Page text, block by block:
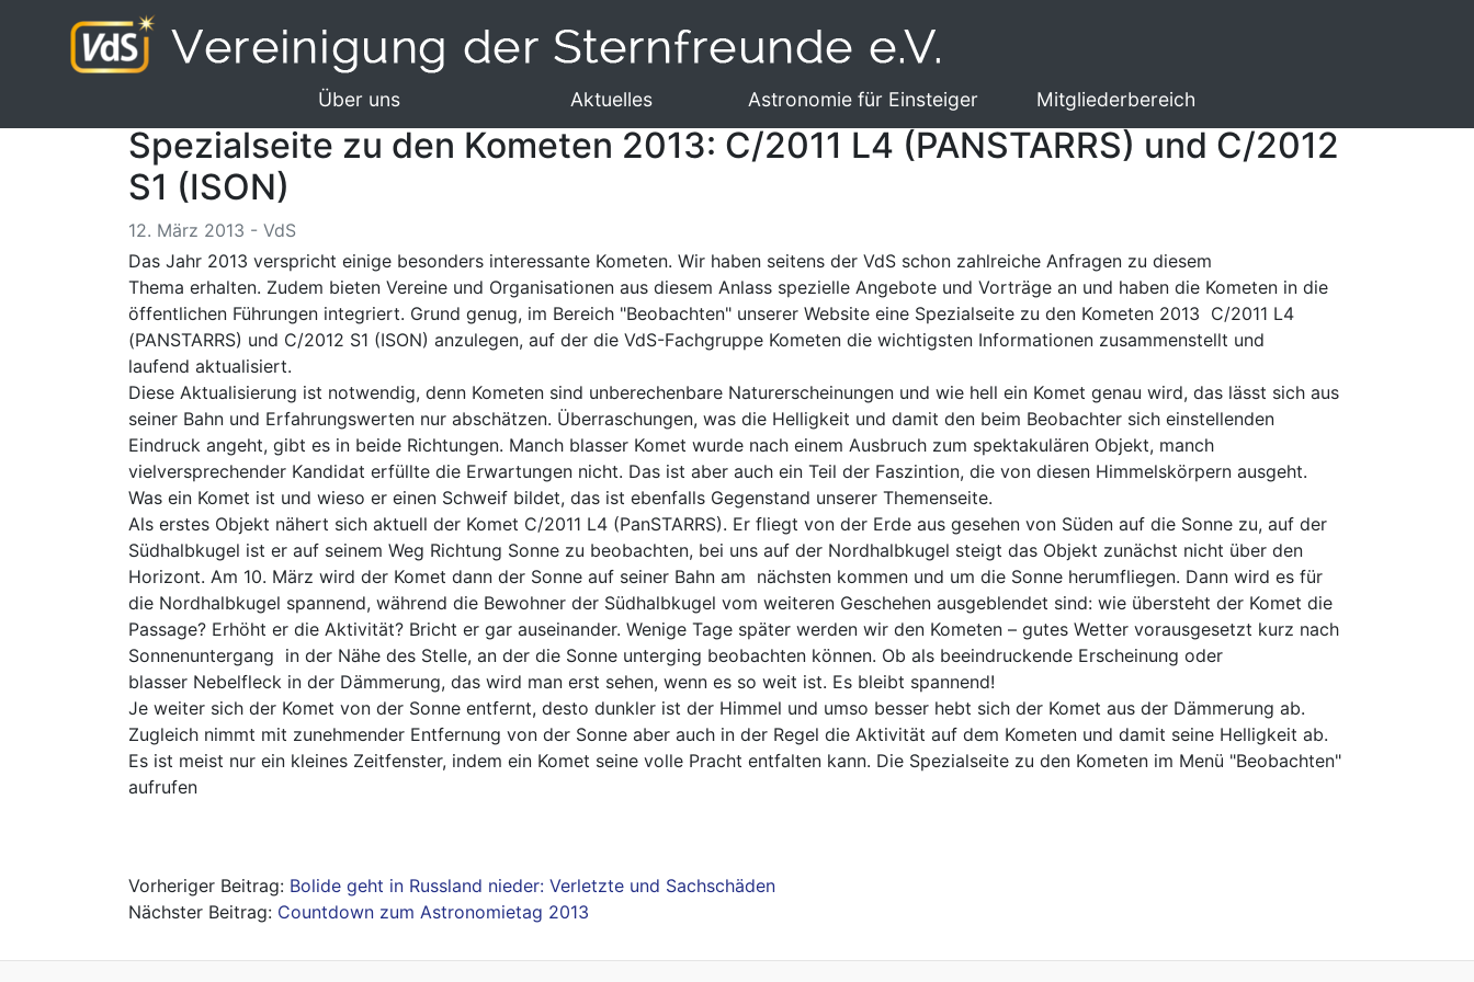
Über uns Aktuelles Astronomie für Einsteiger Mitgliederbereich
Spezialseite zu den Kometen 2013: C/2011 L4 (PANSTARRS) und C/2012
S1 (ISON)
12. März 2013 - VdS
Das Jahr 2013 verspricht einige besonders interessante Kometen. Wir haben seitens der VdS schon zahlreiche Anfragen zu diesem
Thema erhalten. Zudem bieten Vereine und Organisationen aus diesem Anlass spezielle Angebote und Vorträge an und haben die Kometen in die
öffentlichen Führungen integriert. Grund genug, im Bereich "Beobachten" unserer Website eine Spezialseite zu den Kometen 2013 C/2011 L4
(PANSTARRS) und C/2012 S1 (ISON) anzulegen, auf der die VdS-Fachgruppe Kometen die wichtigsten Informationen zusammenstellt und
laufend aktualisiert.
Diese Aktualisierung ist notwendig, denn Kometen sind unberechenbare Naturerscheinungen und wie hell ein Komet genau wird, das lässt sich aus
seiner Bahn und Erfahrungswerten nur abschätzen. Überraschungen, was die Helligkeit und damit den beim Beobachter sich einstellenden
Eindruck angeht, gibt es in beide Richtungen. Manch blasser Komet wurde nach einem Ausbruch zum spektakulären Objekt, manch
vielversprechender Kandidat erfüllte die Erwartungen nicht. Das ist aber auch ein Teil der Faszintion, die von diesen Himmelskörpern ausgeht.
Was ein Komet ist und wieso er einen Schweif bildet, das ist ebenfalls Gegenstand unserer Themenseite.
Als erstes Objekt nähert sich aktuell der Komet C/2011 L4 (PanSTARRS). Er fliegt von der Erde aus gesehen von Süden auf die Sonne zu, auf der
Südhalbkugel ist er auf seinem Weg Richtung Sonne zu beobachten, bei uns auf der Nordhalbkugel steigt das Objekt zunächst nicht über den
Horizont. Am 10. März wird der Komet dann der Sonne auf seiner Bahn am nächsten kommen und um die Sonne herumfliegen. Dann wird es für
die Nordhalbkugel spannend, während die Bewohner der Südhalbkugel vom weiteren Geschehen ausgeblendet sind: wie übersteht der Komet die
Passage? Erhöht er die Aktivität? Bricht er gar auseinander. Wenige Tage später werden wir den Kometen – gutes Wetter vorausgesetzt kurz nach
Sonnenuntergang in der Nähe des Stelle, an der die Sonne unterging beobachten können. Ob als beeindruckende Erscheinung oder
blasser Nebelfleck in der Dämmerung, das wird man erst sehen, wenn es so weit ist. Es bleibt spannend!
Je weiter sich der Komet von der Sonne entfernt, desto dunkler ist der Himmel und umso besser hebt sich der Komet aus der Dämmerung ab.
Zugleich nimmt mit zunehmender Entfernung von der Sonne aber auch in der Regel die Aktivität auf dem Kometen und damit seine Helligkeit ab.
Es ist meist nur ein kleines Zeitfenster, indem ein Komet seine volle Pracht entfalten kann. Die Spezialseite zu den Kometen im Menü "Beobachten"
aufrufen
BeitragsnavigationBolide geht in Russland nieder: Verletzte und Sachschäden
Countdown zum Astronomietag 2013